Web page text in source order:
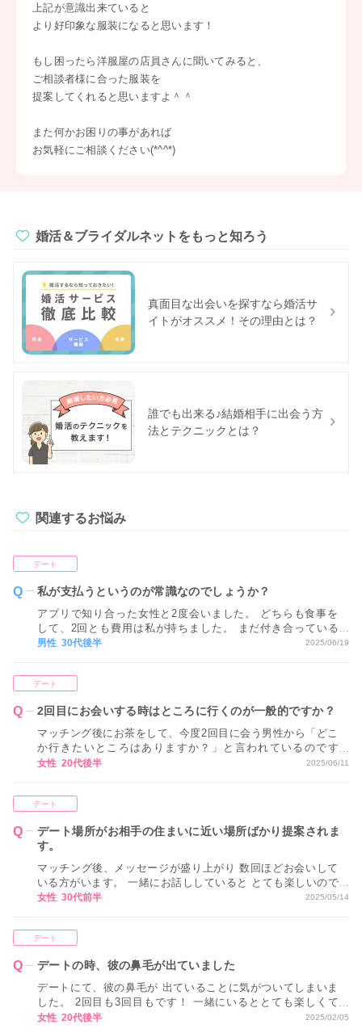
上記が意識出来ていると
より好印象な服装になると思います！
もし困ったら洋服屋の店員さんに聞いてみると、
ご相談者様に合った服装を
提案してくれると思いますよ＾＾
また何かお困りの事があれば
お気軽にご相談ください(*^^*)
婚活＆ブライダルネットをもっと知ろう
真面目な出会いを探すなら婚活サ
イトがオススメ！その理由とは？
誰でも出来る♪結婚相手に出会う方
法とテクニックとは？
関連するお悩み
デート
私が支払うというのが常識なのでしょうか？
アプリで知り合った女性と2度会いました。 どちらも食事を
して、2回とも費用は私が持ちました。 まだ付き合っている
わけではないのですが、お相手ははじめから私が負担するも
しょうか？
男性 30代後半 2025/06/19
デート
2回目にお会いする時はところに行くのが一般的ですか？
マッチング後にお茶をして、今度2回目に会う男性から「どこ
か行きたいところはありますか？」と言われているのです
が、全然思いつきません。 2回目にお会いする時はところに
女性 20代後半 2025/06/11
デート
デート場所がお相手の住まいに近い場所ばかり提案されま
す。
マッチング後、メッセージが盛り上がり 数回ほどお会いして
いる方がいます。 一緒にお話ししていると とても楽しいので
すが、 毎回お会いするときには お相手の住まいに近い場所ば
ま関係を続けていいか不安になりました。 どうすればいいで
女性 30代前半 2025/05/14
デート
デートの時、彼の鼻毛が出ていました
デートにて、彼の鼻毛が 出ていることに気がついてしまいま
した。 2回目も3回目もです！ 一緒にいるととても楽しくて
恋愛感情も芽生え始めているのですが どうしても気になって
女性 20代後半 2025/02/05